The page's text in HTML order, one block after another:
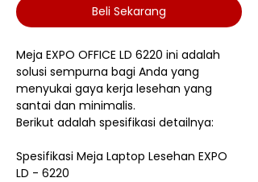
Beli Sekarang
Meja EXPO OFFICE LD 6220 ini adalah
solusi sempurna bagi Anda yang
menyukai gaya kerja lesehan yang
santai dan minimalis.
Berikut adalah spesifikasi detailnya:
Spesifikasi Meja Laptop Lesehan EXPO
LD - 6220